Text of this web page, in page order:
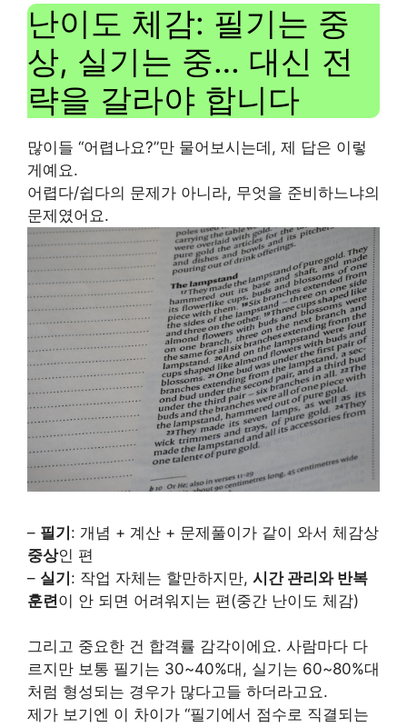
난이도 체감: 필기는 중
상, 실기는 중… 대신 전
략을 갈라야 합니다
많이들 “어렵나요?”만 물어보시는데, 제 답은 이렇
게예요.
어렵다/쉽다의 문제가 아니라, 무엇을 준비하느냐의
문제였어요.
– 필기: 개념 + 계산 + 문제풀이가 같이 와서 체감상
중상인 편
– 실기: 작업 자체는 할만하지만, 시간 관리와 반복
훈련이 안 되면 어려워지는 편(중간 난이도 체감)
그리고 중요한 건 합격률 감각이에요. 사람마다 다
르지만 보통 필기는 30~40%대, 실기는 60~80%대
처럼 형성되는 경우가 많다고들 하더라고요.
제가 보기엔 이 차이가 “필기에서 점수로 직결되는